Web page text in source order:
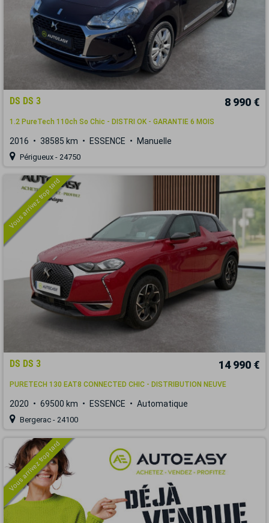
DS DS 3 8 990 €
1.2 PureTech 110ch So Chic - DISTRI OK - GARANTIE 6 MOIS
2016 38585 km ESSENCE Manuelle
Périgueux - 24750
Vous arrivez trop tard
DS DS 3 14 990 €
PURETECH 130 EAT8 CONNECTED CHIC - DISTRIBUTION NEUVE
2020 69500 km ESSENCE Automatique
Bergerac - 24100
Vous arrivez trop tard